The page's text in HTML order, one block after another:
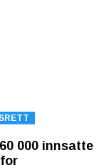
000 innsatte